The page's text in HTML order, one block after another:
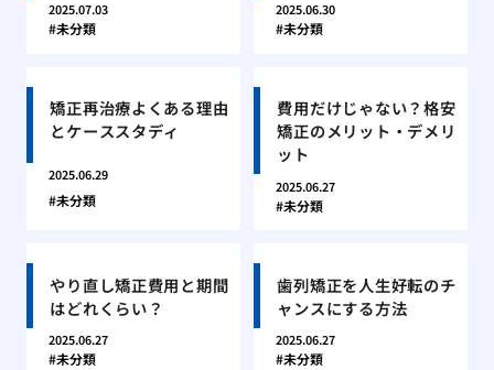
2025.07.03
未分類
2025.06.30
未分類
矯正再治療よくある理由
とケーススタディ
2025.06.29
未分類
費用だけじゃない？格安
矯正のメリット・デメリ
ット
2025.06.27
未分類
やり直し矯正費用と期間
はどれくらい？
2025.06.27
未分類
歯列矯正を人生好転のチ
ャンスにする方法
2025.06.27
未分類